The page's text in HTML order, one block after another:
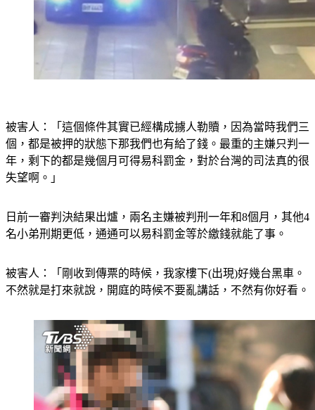
被害人：「這個條件其實已經構成擄人勒贖，因為當時我們三
個，都是被押的狀態下那我們也有給了錢。最重的主嫌只判一
年，剩下的都是幾個月可得易科罰金，對於台灣的司法真的很
失望啊。」
日前一審判決結果出爐，兩名主嫌被判刑一年和8個月，其他4
名小弟刑期更低，通通可以易科罰金等於繳錢就能了事。
被害人：「剛收到傳票的時候，我家樓下(出現)好幾台黑車。
不然就是打來就說，開庭的時候不要亂講話，不然有你好看。